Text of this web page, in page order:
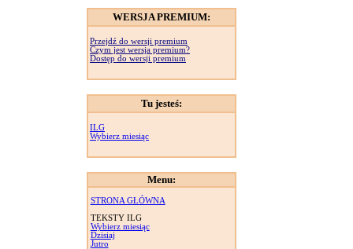
WERSJA PREMIUM:
Przejdź do wersji premium
Czym jest wersja premium?
Dostęp do wersji premium
Tu jesteś:
ILG
Wybierz miesiąc
Menu:
STRONA GŁÓWNA
TEKSTY ILG
Wybierz miesiąc
Dzisiaj
Jutro